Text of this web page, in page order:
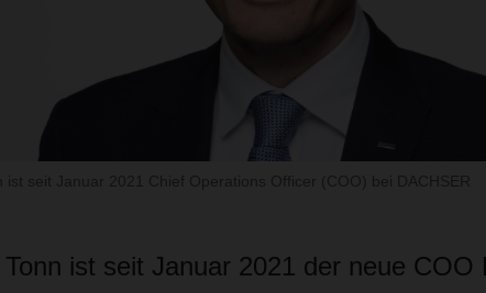
ist seit Januar 2021 der neue COO